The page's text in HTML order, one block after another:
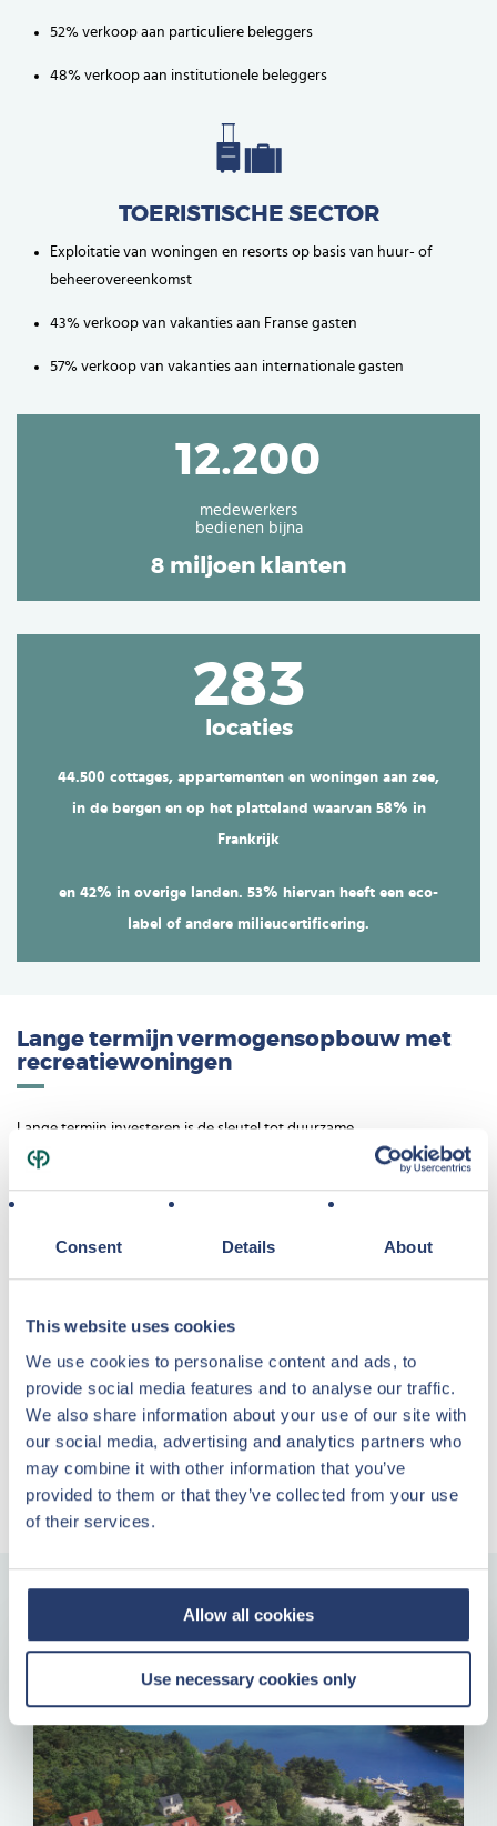
Consent Details About
This website uses cookies
We use cookies to personalise content and ads, to
provide social media features and to analyse our traffic.
We also share information about your use of our site with
our social media, advertising and analytics partners who
may combine it with other information that you’ve
provided to them or that they’ve collected from your use
of their services.
Allow all cookies
Use necessary cookies only
52% verkoop aan particuliere beleggers
48% verkoop aan institutionele beleggers
TOERISTISCHE SECTOR
Exploitatie van woningen en resorts op basis van huur- of
beheerovereenkomst
43% verkoop van vakanties aan Franse gasten
57% verkoop van vakanties aan internationale gasten
12.200
medewerkers
bedienen bijna
8 miljoen klanten
283
locaties
44.500 cottages, appartementen en woningen aan zee,
in de bergen en op het platteland waarvan 58% in
Frankrijk
en 42% in overige landen. 53% hiervan heeft een eco-
label of andere milieucertificering.
Lange termijn vermogensopbouw met
recreatiewoningen
Lange termijn investeren is de sleutel tot duurzame
vermogensopbouw. Met een recreatiewoning van Center Parcs legt u
huurcontract heeft doorgaans een looptijd van 15 jaar, met de optie
op drie verlengingen van telkens 5 jaar.
Het rendement op het vakantiehuis wordt per kwartaal aan u
basisrendement plus een deel van de totale inkomsten van het
vakantiepark. Deze flexibiliteit stelt u in staat uw beleggingsstrategie
af te stemmen op uw persoonlijke financiële doelstellingen. In
tegenstelling tot een spaardeposito, waarbij de rente de inflatie
nauwelijks compenseert, biedt deze beleggingsmogelijkheid reële
waardegroei.
Ons aanbod
Investeer in een vernieuwde cottage
op Kempense Meren